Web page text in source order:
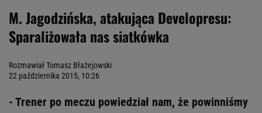
M. Jagodzińska, atakująca Developresu:
Sparaliżowała nas siatkówka
Rozmawiał Tomasz Błażejowski
22 października 2015, 10:26
- Trener po meczu powiedział nam, że powinniśmy